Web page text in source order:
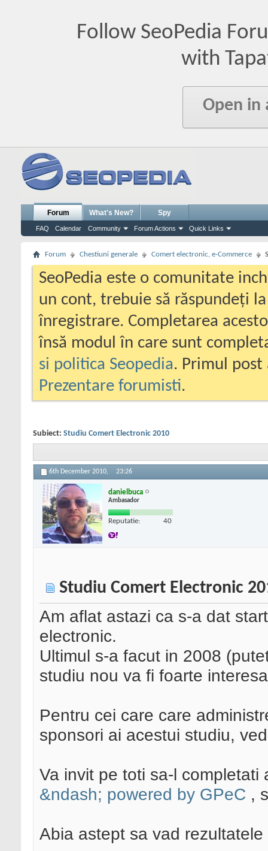
Follow SeoPedia
with
Open in
Forum
FAQ Calendar Community Forum Actions Quick Links
What's New? Spy
Forum Chestiuni generale Comert electronic, e-Commerce
SeoPedia este o comunitate
un cont, trebuie să răspundeți
înregistrare. Completarea
însă modul în care sunt
si politica Seopedia. Primul
Prezentare forumisti.
Subiect: Studiu Comert Electronic 2010
6th December 2010, 23:26
danielbuca
Ambasador
Reputatie: 40
Studiu Comert Electronic
Am aflat astazi ca s-a dat
electronic.
Ultimul s-a facut in 2008
studiu nou va fi foarte
Pentru cei care care
sponsori ai acestui studiu,
Va invit pe toti sa-l completati
&ndash; powered by GPeC ,
Abia astept sa vad rezultatele